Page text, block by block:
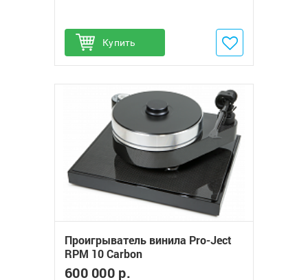
Купить
Добавить в избранное
Проигрыватель винила Pro-Ject
RPM 10 Carbon
600 000 р.